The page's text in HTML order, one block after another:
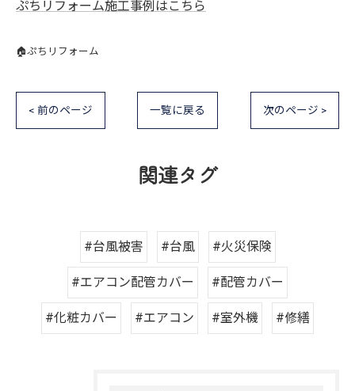
ぷちリフォーム施工事例はこちら
🏠ぷちリフォーム
< 前のページ 一覧に戻る 次のページ >
関連タグ
#台風被害 #台風 #火災保険
#エアコン配管カバー #配管カバー
#化粧カバー #エアコン #室外機 #修繕